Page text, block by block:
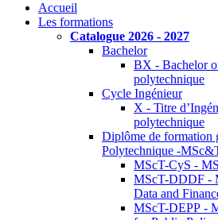
Accueil
Les formations
Catalogue 2026 - 2027
Bachelor
BX - Bachelor
polytechnique
Cycle Ingénieur
X - Titre
polytechnique
Diplôme de formation
Polytechnique -
MScT-CyS -
MScT-DDDF -
Data and
MScT-DEPP -